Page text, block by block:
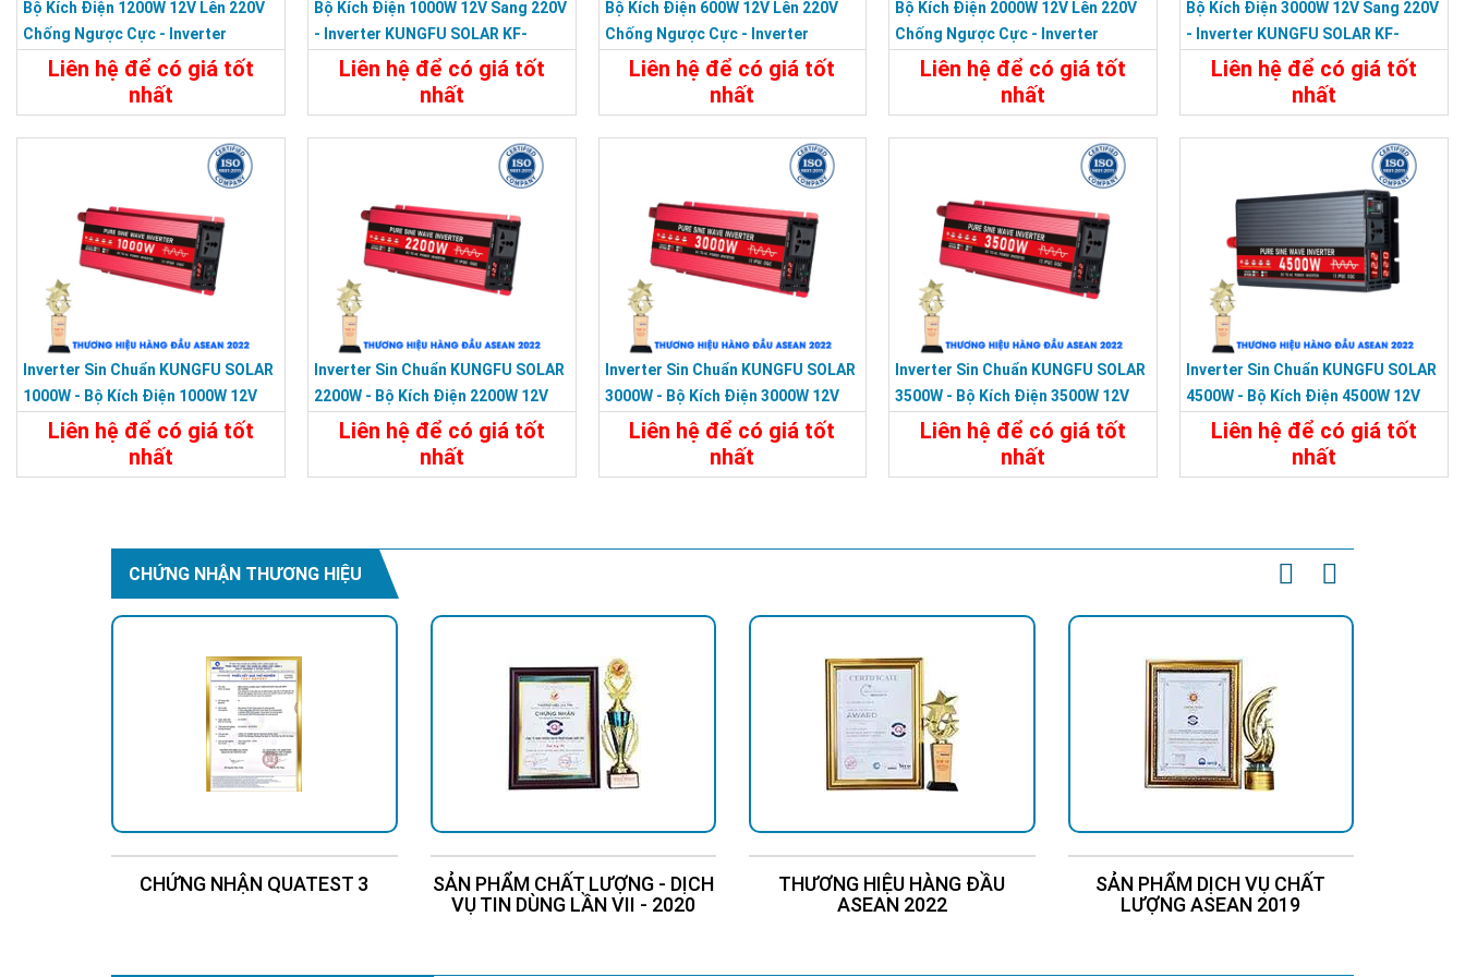
Bộ Kích Điện 1200W 12V Lên 220V
Chống Ngược Cực - Inverter
KUNGFU SOLAR KF-1200U
Liên hệ để có giá tốt
nhất
Bộ Kích Điện 1000W 12V Sang 220V
- Inverter KUNGFU SOLAR KF-
1000ULiên hệ để có giá tốt
nhất
Bộ Kích Điện 600W 12V Lên 220V
Chống Ngược Cực - Inverter
KUNGFU SOLAR KF-600U
Liên hệ để có giá tốt
nhất
Bộ Kích Điện 2000W 12V Lên 220V
Chống Ngược Cực - Inverter
KUNGFU SOLAR KF-2000UF
Liên hệ để có giá tốt
nhất
Bộ Kích Điện 3000W 12V Sang 220V
- Inverter KUNGFU SOLAR KF-
3000ULiên hệ để có giá tốt
nhất
Inverter Sin Chuẩn KUNGFU SOLAR
1000W - Bộ Kích Điện 1000W 12V
Lên 220V
Liên hệ để có giá tốt
nhất
Inverter Sin Chuẩn KUNGFU SOLAR
2200W - Bộ Kích Điện 2200W 12V
Sang 220V
Liên hệ để có giá tốt
nhất
Inverter Sin Chuẩn KUNGFU SOLAR
3000W - Bộ Kích Điện 3000W 12V
Sang 220V
Liên hệ để có giá tốt
nhất
Inverter Sin Chuẩn KUNGFU SOLAR
3500W - Bộ Kích Điện 3500W 12V
Sang 220V
Liên hệ để có giá tốt
nhất
Inverter Sin Chuẩn KUNGFU SOLAR
4500W - Bộ Kích Điện 4500W 12V
Sang 220V
Liên hệ để có giá tốt
nhất
CHỨNG NHẬN THƯƠNG HIỆU
CHỨNG NHẬN QUATEST 3
SẢN PHẨM CHẤT LƯỢNG - DỊCH
VỤ TIN DÙNG LẦN VII - 2020
THƯƠNG HIỆU HÀNG ĐẦU
ASEAN 2022
SẢN PHẨM DỊCH VỤ CHẤT
LƯỢNG ASEAN 2019